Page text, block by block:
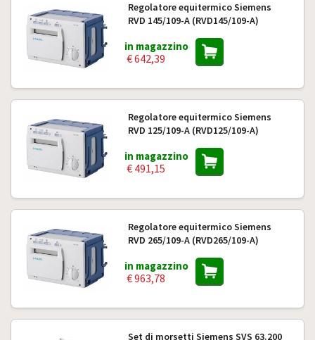
Regolatore equitermico Siemens
RVD 145/109-A (RVD145/109-A)
in magazzino
€ 642,39
Regolatore equitermico Siemens
RVD 125/109-A (RVD125/109-A)
in magazzino
€ 491,15
Regolatore equitermico Siemens
RVD 265/109-A (RVD265/109-A)
in magazzino
€ 963,78
Set di morsetti Siemens SVS 63.200